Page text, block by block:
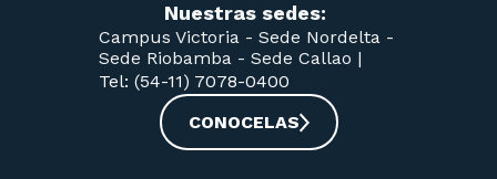
Nuestras sedes:
Campus Victoria - Sede Nordelta -
Sede Riobamba - Sede Callao |
Tel: (54-11) 7078-0400
CONOCELAS